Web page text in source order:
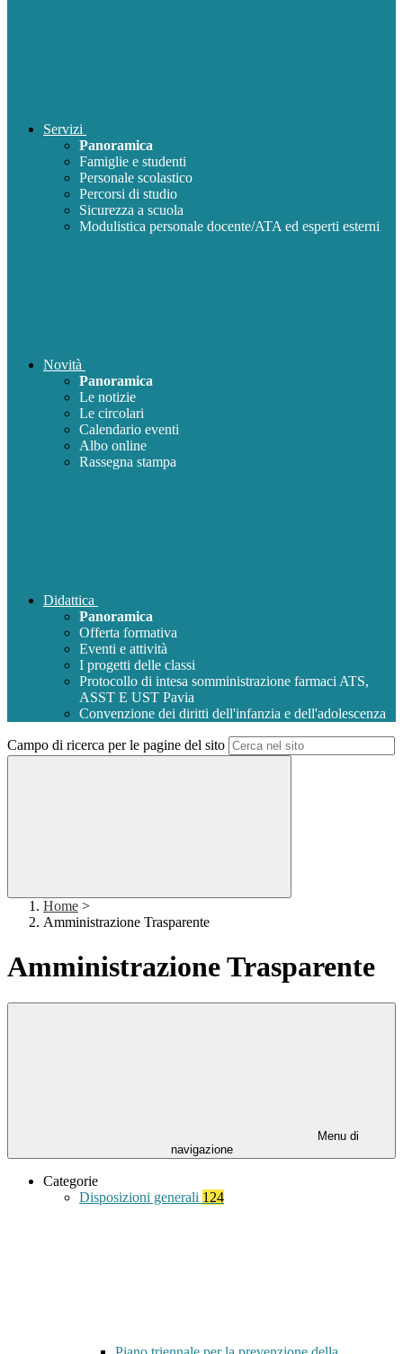
Servizi
Panoramica
Famiglie e studenti
Personale scolastico
Percorsi di studio
Sicurezza a scuola
Modulistica personale docente/ATA ed esperti esterni
Novità
Panoramica
Le notizie
Le circolari
Calendario eventi
Albo online
Rassegna stampa
Didattica
Panoramica
Offerta formativa
Eventi e attività
I progetti delle classi
Protocollo di intesa somministrazione farmaci ATS,
ASST E UST Pavia
Convenzione dei diritti dell'infanzia e dell'adolescenza
Campo di ricerca per le pagine del sito
Home >
Amministrazione Trasparente
Amministrazione Trasparente
Menu di
navigazione
Categorie
Disposizioni generali 124